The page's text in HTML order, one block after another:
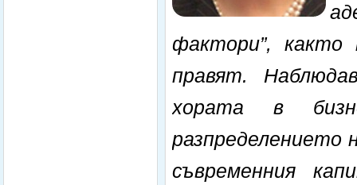
фактори”, както
правят.
хората в
разпределението
съвременния